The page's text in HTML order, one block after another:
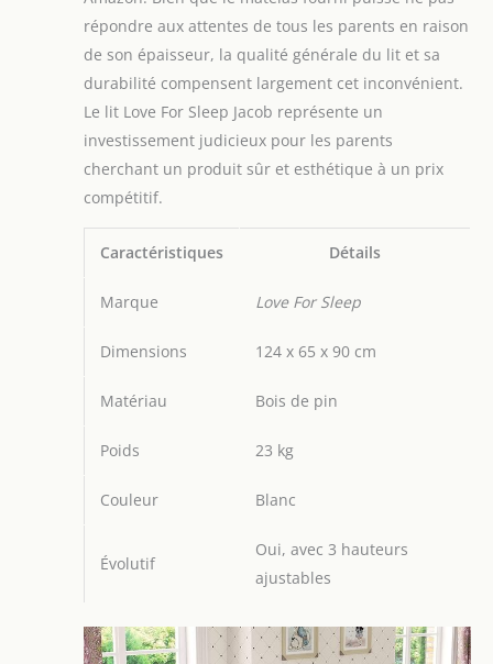
un confort de
sommeil
ergonomique. La
housse de matelas
est amovible,
lavable et garantit
une hygiène
65 cm.
répondre aux attentes de tous les parents en raison
de son épaisseur, la qualité générale du lit et sa
durabilité compensent largement cet inconvénient.
Le lit Love For Sleep Jacob représente un
investissement judicieux pour les parents
cherchant un produit sûr et esthétique à un prix
compétitif.
Caractéristiques Détails
Marque Love For Sleep
Dimensions 124 x 65 x 90 cm
Matériau Bois de pin
Poids 23 kg
Couleur Blanc
Évolutif
Oui, avec 3 hauteurs
ajustables